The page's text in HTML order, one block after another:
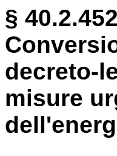
§
decreto-
misure